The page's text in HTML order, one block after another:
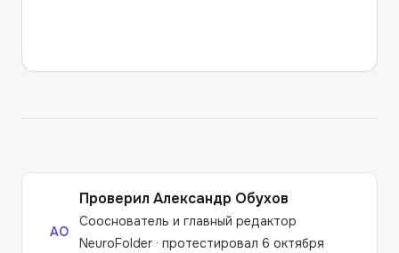
АО
Проверил Александр Обухов
Сооснователь и главный редактор
NeuroFolder · протестировал 6 октября